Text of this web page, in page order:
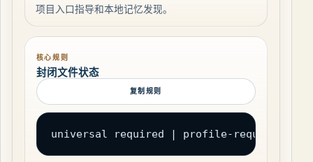
项目入口指导和本地记忆发现。
核心规则
封闭文件状态
复制规则
universal required | profile-required |